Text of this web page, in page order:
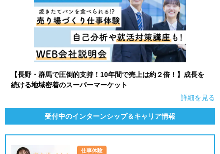
【長野・群馬で圧倒的支持！10年間で売上は約２倍！】成長を
続ける地域密着のスーパーマーケット
詳細を見る
受付中のインターンシップ＆キャリア情報
仕事体験